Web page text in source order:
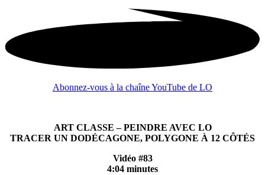
Abonnez-vous à la chaîne YouTube de LO
ART CLASSE – PEINDRE AVEC LO
TRACER UN DODÉCAGONE, POLYGONE À 12 CÔTÉS
Vidéo #83
4:04 minutes